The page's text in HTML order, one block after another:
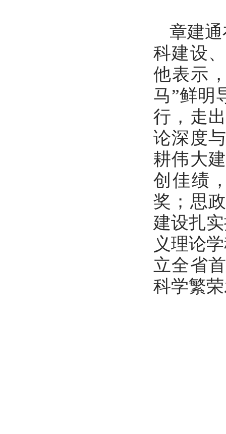
章建
科建设
他表示
马”鲜明
行，走
论深度
耕伟大
创佳绩
奖；思
建设扎
义理论
立全省
科学繁